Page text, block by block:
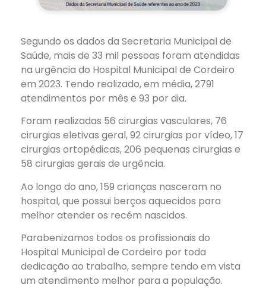
Segundo os dados da Secretaria Municipal de
Saúde, mais de 33 mil pessoas foram atendidas
na urgência do Hospital Municipal de Cordeiro
em 2023. Tendo realizado, em média, 2791
atendimentos por mês e 93 por dia.
Foram realizadas 56 cirurgias vasculares, 76
cirurgias eletivas geral, 92 cirurgias por vídeo, 17
cirurgias ortopédicas, 206 pequenas cirurgias e
58 cirurgias gerais de urgência.
Ao longo do ano, 159 crianças nasceram no
hospital, que possui berços aquecidos para
melhor atender os recém nascidos.
Parabenizamos todos os profissionais do
Hospital Municipal de Cordeiro por toda
dedicação ao trabalho, sempre tendo em vista
um atendimento melhor para a população.